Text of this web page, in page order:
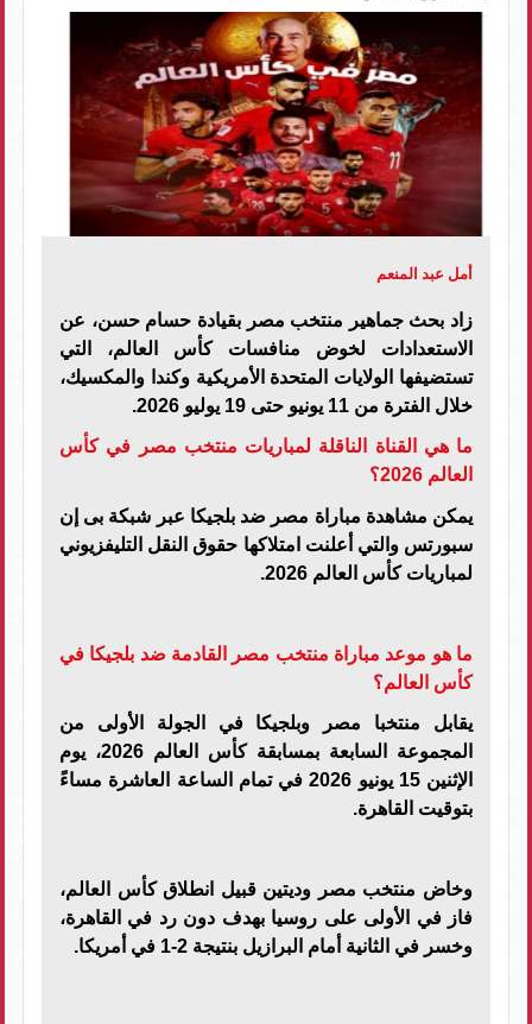
أمل عبد المنعم
زاد بحث جماهير منتخب مصر بقيادة حسام حسن، عن
الاستعدادات لخوض منافسات كأس العالم، التي
تستضيفها الولايات المتحدة الأمريكية وكندا والمكسيك،
خلال الفترة من 11 يونيو حتى 19 يوليو 2026.
ما هي القناة الناقلة لمباريات منتخب مصر في كأس
العالم 2026؟
يمكن مشاهدة مباراة مصر ضد بلجيكا عبر شبكة بى إن
سبورتس والتي أعلنت امتلاكها حقوق النقل التليفزيوني
لمباريات كأس العالم 2026
.
ما هو موعد مباراة منتخب مصر القادمة ضد بلجيكا في
كأس العالم؟
يقابل منتخبا مصر وبلجيكا في الجولة الأولى من
المجموعة السابعة بمسابقة كأس العالم 2026، يوم
الإثنين 15 يونيو 2026 في تمام الساعة العاشرة مساءً
بتوقيت القاهرة.
وخاض منتخب مصر وديتين قبيل انطلاق كأس العالم،
فاز في الأولى على روسيا بهدف دون رد في القاهرة،
وخسر في الثانية أمام البرازيل بنتيجة 2-1 في أمريكا
.